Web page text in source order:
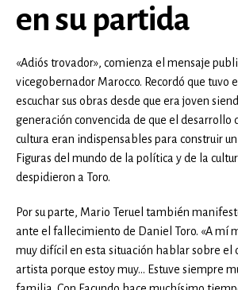
en su partida
«Adiós trovador», comienza el mensaje
vicegobernador Marocco. Recordó que tuvo
escuchar sus obras desde que era joven
generación convencida de que el desarrollo
cultura eran indispensables para construir
Figuras del mundo de la política y de la
despidieron a Toro.
Por su parte, Mario Teruel también
ante el fallecimiento de Daniel Toro. «A mí
muy difícil en esta situación hablar sobre el
artista porque estoy muy… Estuve siempre